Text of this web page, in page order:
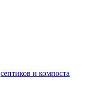
септиков и компоста